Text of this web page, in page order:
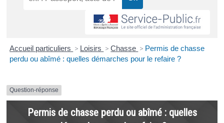
Accueil particuliers > Loisirs > Chasse > Permis de chasse
perdu ou abîmé : quelles démarches pour le refaire ?
Question-réponse
Permis de chasse perdu ou abîmé : quelles